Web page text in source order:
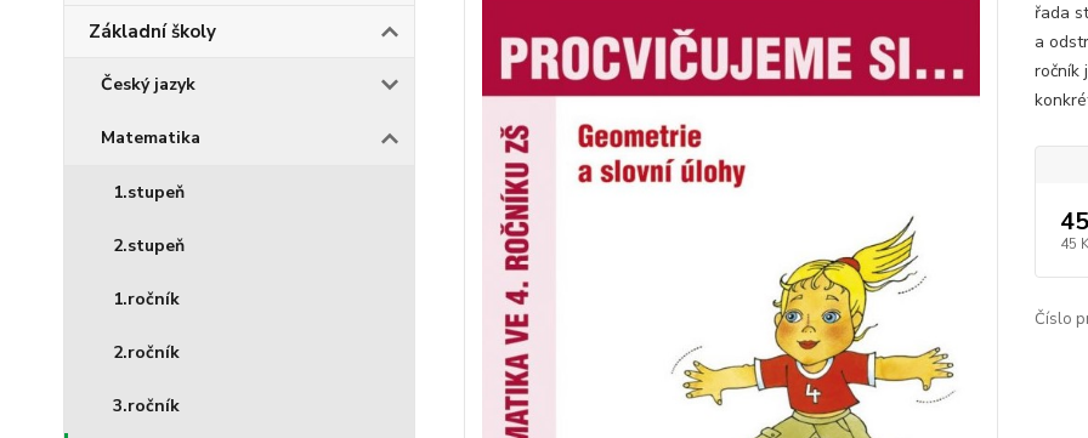
Základní školy
Český jazyk
Matematika
1.stupeň
2.stupeň
1.ročník
2.ročník
3.ročník
řada
a
ročník
45
Číslo